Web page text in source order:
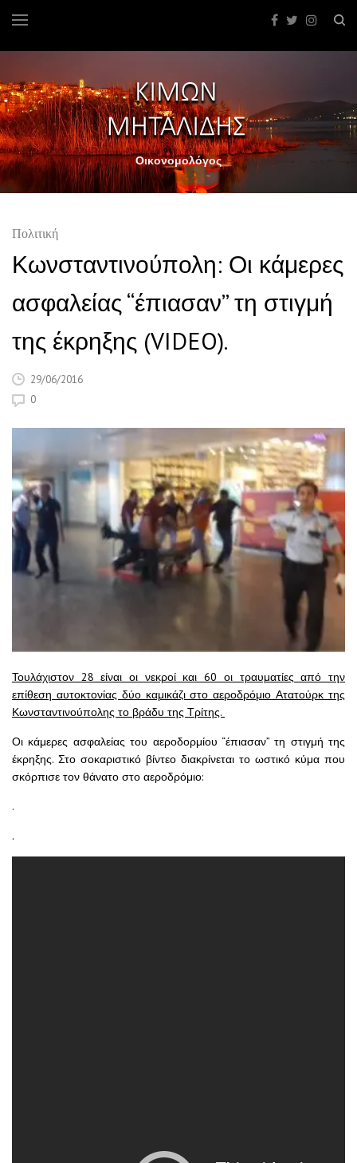
Οικονομολόγος
Πολιτική
Κωνσταντινούπολη: Οι κάμερες
ασφαλείας “έπιασαν” τη στιγμή
της έκρηξης (VIDEO).
29/06/2016
0
Τουλάχιστον 28 είναι οι νεκροί και 60 οι τραυματίες από την
επίθεση αυτοκτονίας δύο καμικάζι στο αεροδρόμιο Ατατούρκ της
Κωνσταντινούπολης το βράδυ της Τρίτης.
Οι κάμερες ασφαλείας του αεροδορμίου “έπιασαν” τη στιγμή της
έκρηξης. Στο σοκαριστικό βίντεο διακρίνεται το ωστικό κύμα που
σκόρπισε τον θάνατο στο αεροδρόμιο:
.
.